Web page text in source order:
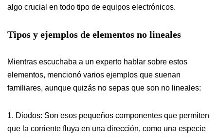
algo crucial en todo tipo de equipos electrónicos.
Tipos y ejemplos de elementos no lineales
Mientras escuchaba a un experto hablar sobre estos
elementos, mencionó varios ejemplos que suenan
familiares, aunque quizás no sepas que son no lineales:
1. Diodos: Son esos pequeños componentes que permiten
que la corriente fluya en una dirección, como una especie